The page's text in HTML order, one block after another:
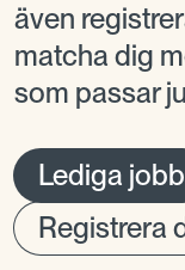
även
matcha dig
som passar
Lediga jobb
Registrera